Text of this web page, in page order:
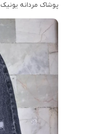
پوشاک مردانه یونیک